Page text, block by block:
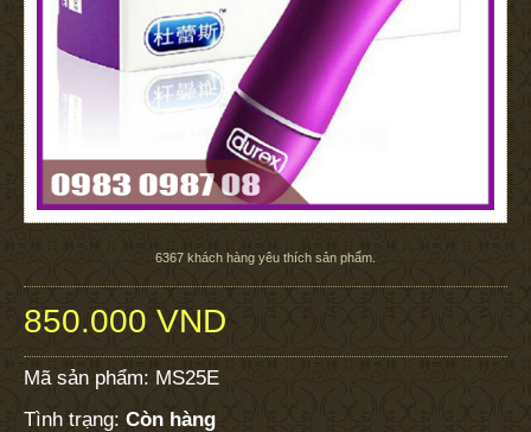
6367 khách hàng yêu thích sản phẩm.
850.000 VND
Mã sản phẩm: MS25E
Tình trạng: Còn hàng